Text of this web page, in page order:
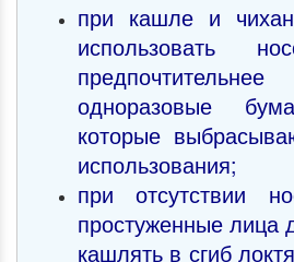
при кашле и
использовать
одноразовые
которые
использования;
при отсутствии
простуженные лица
кашлять в сгиб